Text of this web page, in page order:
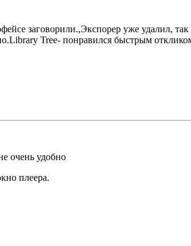
заговорили.,Экспорер уже удалил,
Tree- понравился быстрым
очень удобно
плеера.